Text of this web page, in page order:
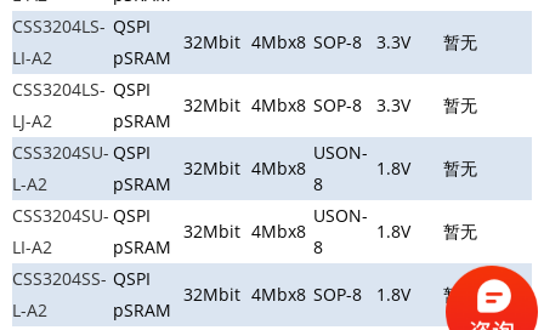
CSS3204LS-
LI-A2
QSPI
pSRAM
32Mbit 4Mbx8 SOP-8 3.3V 暂无
CSS3204LS-
LJ-A2
QSPI
pSRAM
32Mbit 4Mbx8 SOP-8 3.3V 暂无
CSS3204SU-
L-A2
QSPI
pSRAM
32Mbit 4Mbx8
USON-
8
1.8V 暂无
CSS3204SU-
LI-A2
QSPI
pSRAM
32Mbit 4Mbx8
USON-
8
1.8V 暂无
CSS3204SS-
L-A2
QSPI
pSRAM
32Mbit 4Mbx8 SOP-8 1.8V 暂无